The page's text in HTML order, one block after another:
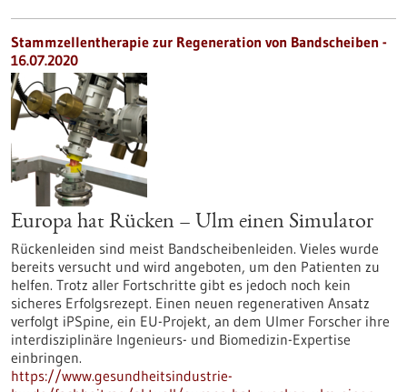
Stammzellentherapie zur Regeneration von Bandscheiben -
16.07.2020
Europa hat Rücken – Ulm einen Simulator
Rückenleiden sind meist Bandscheibenleiden. Vieles wurde
bereits versucht und wird angeboten, um den Patienten zu
helfen. Trotz aller Fortschritte gibt es jedoch noch kein
sicheres Erfolgsrezept. Einen neuen regenerativen Ansatz
verfolgt iPSpine, ein EU-Projekt, an dem Ulmer Forscher ihre
interdisziplinäre Ingenieurs- und Biomedizin-Expertise
einbringen.
https://www.gesundheitsindustrie-